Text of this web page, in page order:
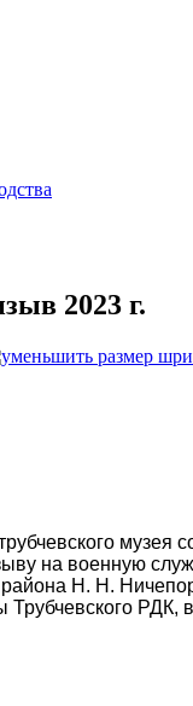
2023 г.
на военную
Н. Н.
РДК,